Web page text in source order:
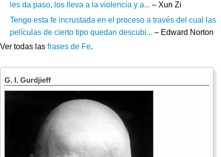
les da paso, los lleva a la violencia y a... – Xun Zi
Tengo esta fe incrustada en el proceso a través del cual las
películas de cierto tipo quedan descubi... – Edward Norton
Ver todas las frases de Fe.
G. I. Gurdjieff